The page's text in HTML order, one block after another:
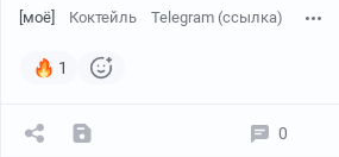
[моё] Коктейль Telegram (ссылка)
1
0